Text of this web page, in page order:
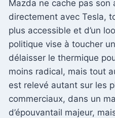
Mazda ne cache pas son
directement avec Tesla,
plus accessible et d’un
politique vise à toucher
délaisser le thermique
moins radical, mais tout
est relevé autant sur les
commerciaux, dans un
d’épouvantail majeur,